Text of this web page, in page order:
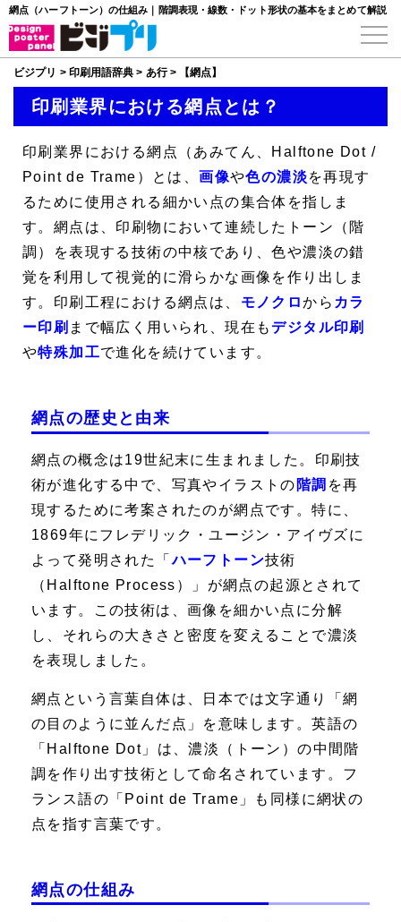
網点（ハーフトーン）の仕組み｜階調表現・線数・ドット形状の基本をまとめて解説
ビジプリ > 印刷用語辞典 > あ行> 【網点】
印刷業界における網点とは？
印刷業界における網点 （あみてん、 Halftone Dot /
Point de Trame ）とは、画像や色の濃淡を再現す
るために使用される細かい点の集合体を指しま
す。網点は、印刷物において連続したトーン（階
調）を表現する技術の中核であり、色や濃淡の錯
覚を利用して視覚的に滑らかな画像を作り出しま
す。印刷工程における網点は、 モノクロから カラ
ー印刷 まで幅広く用いられ、現在もデジタル印刷
や特殊加工で進化を続けています。
網点の歴史と由来
網点の概念は19世紀末に生まれました。印刷技
術が進化する中で、写真やイラストの 階調 を再
現するために考案されたのが網点です。特に、
1869年にフレデリック・ユージン・アイヴズに
よって発明された「ハーフトーン技術
（Halftone Process）」が網点の起源とされて
います。この技術は、画像を細かい点に分解
し、それらの大きさと密度を変えることで濃淡
を表現しました。
網点という言葉自体は、日本では文字通り「網
の目のように並んだ点」を意味します。英語の
「Halftone Dot」は、濃淡（トーン）の中間階
調を作り出す技術として命名されています。フ
ランス語の「Point de Trame」も同様に網状の
点を指す言葉です。
網点の仕組み